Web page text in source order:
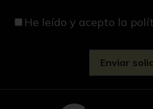
He leído y acepto la